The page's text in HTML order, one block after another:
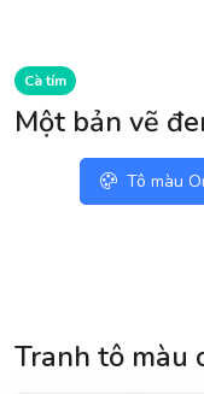
Cà tím
Một bản vẽ
Tô màu
Tranh tô màu